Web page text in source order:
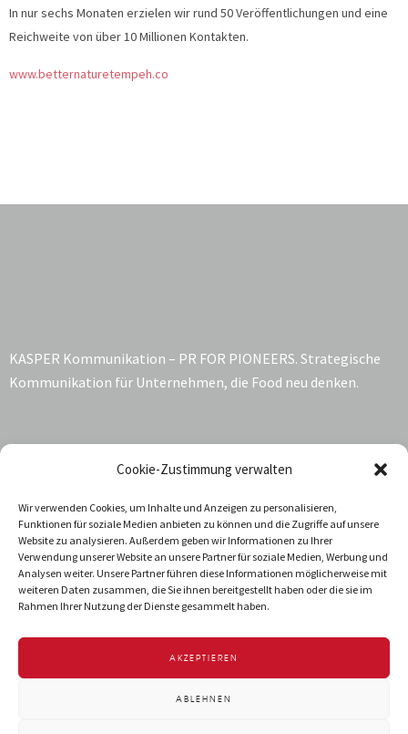
Cookie-Zustimmung verwalten
Wir verwenden Cookies, um Inhalte und Anzeigen zu personalisieren,
Funktionen für soziale Medien anbieten zu können und die Zugriffe auf unsere
Website zu analysieren. Außerdem geben wir Informationen zu Ihrer
Verwendung unserer Website an unsere Partner für soziale Medien, Werbung und
Analysen weiter. Unsere Partner führen diese Informationen möglicherweise mit
weiteren Daten zusammen, die Sie ihnen bereitgestellt haben oder die sie im
Rahmen Ihrer Nutzung der Dienste gesammelt haben.
AKZEPTIEREN
ABLEHNEN
In nur sechs Monaten erzielen wir rund 50 Veröffentlichungen und eine
Reichweite von über 10 Millionen Kontakten.
www.betternaturetempeh.co
KASPER Kommunikation – PR FOR PIONEERS. Strategische
Kommunikation für Unternehmen, die Food neu denken.
Katrin Kasper
Jarrestraße 68
22303 Hamburg
Deutschland
T +49 40 288 034-92
info@kasper-kommunikation.de